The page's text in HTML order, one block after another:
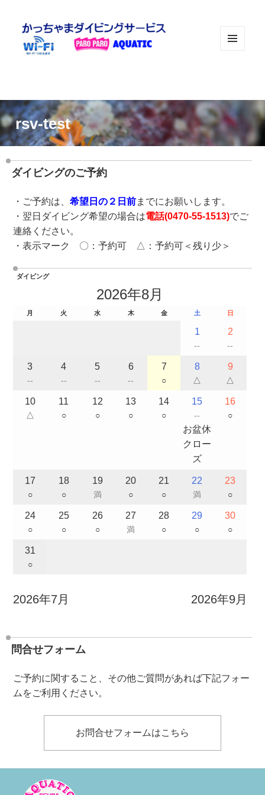
rsv-test
ダイビングのご予約
・ご予約は、希望日の２日前までにお願いします。
・翌日ダイビング希望の場合は電話(0470-55-1513)でご
連絡ください。
・表示マーク 〇：予約可 △：予約可＜残り少＞
ダイビング
2026年8月
月 火 水 木 金 土 日
1
--
2
--
3
--
4
--
5
--
6
--
7
○
8
△
9
△
10
△
11
○
12
○
13
○
14
○
15
--
お盆休
クロー
ズ
16
○
17
○
18
○
19
満
20
○
21
○
22
満
23
○
24
○
25
○
26
○
27
満
28
○
29
○
30
○
31
○
2026年7月 2026年9月
問合せフォーム
ご予約に関すること、その他ご質問があれば下記フォー
ムをご利用ください。
お問合せフォームはこちら